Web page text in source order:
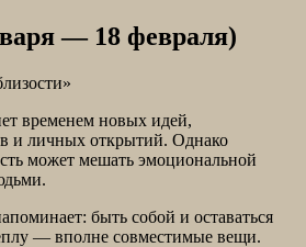
— 18 февраля)
временем новых идей,
и личных открытий. Однако
может мешать эмоциональной
быть собой и оставаться
— вполне совместимые вещи.